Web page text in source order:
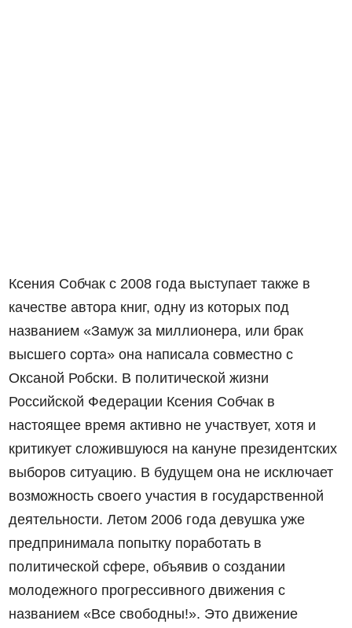
Ксения Собчак с 2008 года выступает также в
качестве автора книг, одну из которых под
названием «Замуж за миллионера, или брак
высшего сорта» она написала совместно с
Оксаной Робски. В политической жизни
Российской Федерации Ксения Собчак в
настоящее время активно не участвует, хотя и
критикует сложившуюся на кануне президентских
выборов ситуацию. В будущем она не исключает
возможность своего участия в государственной
деятельности. Летом 2006 года девушка уже
предпринимала попытку поработать в
политической сфере, объявив о создании
молодежного прогрессивного движения с
названием «Все свободны!». Это движение